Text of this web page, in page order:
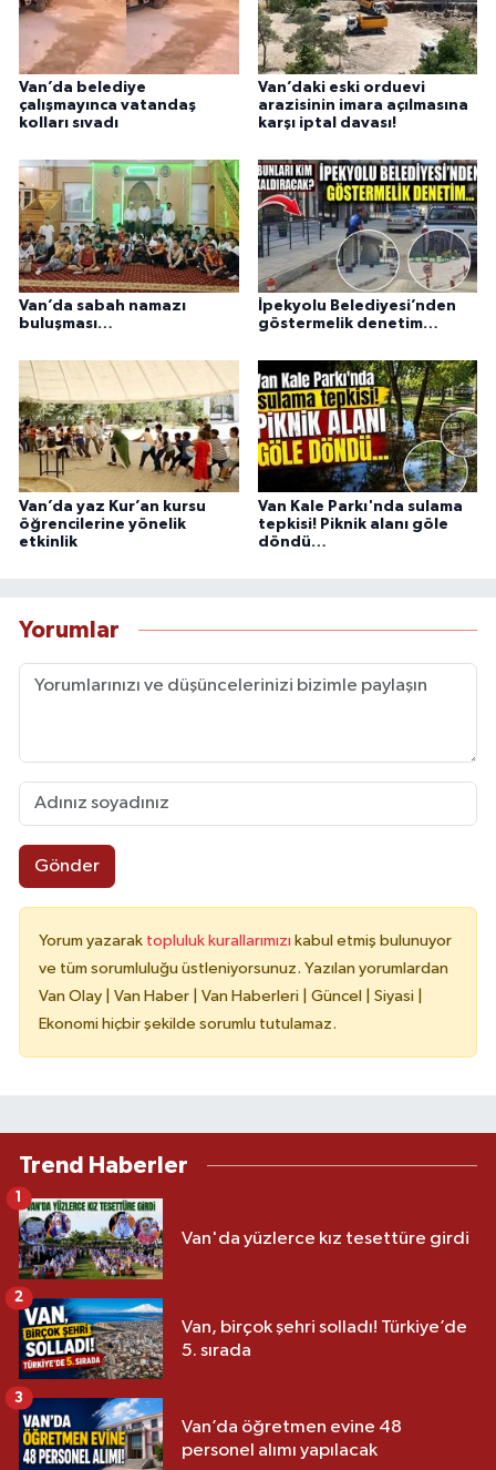
Van’da belediye
çalışmayınca vatandaş
kolları sıvadı
Van’daki eski orduevi
arazisinin imara açılmasına
karşı iptal davası!
Van’da sabah namazı
buluşması…
İpekyolu Belediyesi’nden
göstermelik denetim…
Van’da yaz Kur’an kursu
öğrencilerine yönelik
etkinlik
Van Kale Parkı'nda sulama
tepkisi! Piknik alanı göle
döndü…
Yorumlar
Gönder
Yorum yazarak topluluk kurallarımızı kabul etmiş bulunuyor
ve tüm sorumluluğu üstleniyorsunuz. Yazılan yorumlardan
Van Olay | Van Haber | Van Haberleri | Güncel | Siyasi |
Ekonomi hiçbir şekilde sorumlu tutulamaz.
Trend Haberler
Van'da yüzlerce kız tesettüre girdi
Van, birçok şehri solladı! Türkiye’de
5. sırada
2
Van’da öğretmen evine 48
personel alımı yapılacak
3